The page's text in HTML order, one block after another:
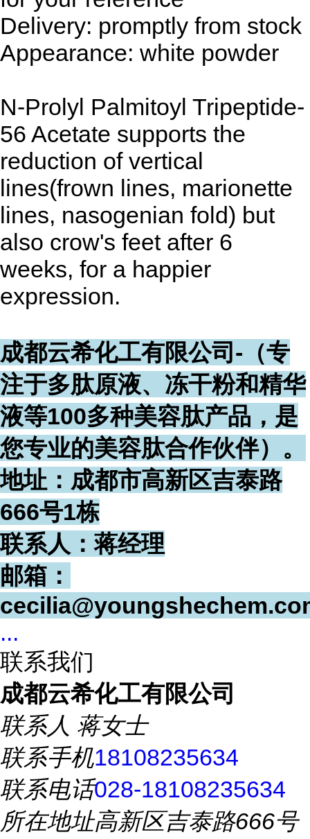
Delivery: promptly from stock
Appearance: white powder
N-Prolyl Palmitoyl Tripeptide-
56 Acetate supports the
reduction of vertical
lines(frown lines, marionette
lines, nasogenian fold) but
also crow's feet after 6
weeks, for a happier
expression.
成都云希化工有限公司-（专
注于多肽原液、冻干粉和精华
液等100多种美容肽产品， 是
您专业的美容肽合作伙伴）。
地址：成都市高新区吉泰路
666号1栋
联系人：蒋经理
邮箱：
...
联系我们
成都云希化工有限公司
联系人 蒋女士
联系手机18108235634
联系电话028-18108235634
所在地址高新区吉泰路666号